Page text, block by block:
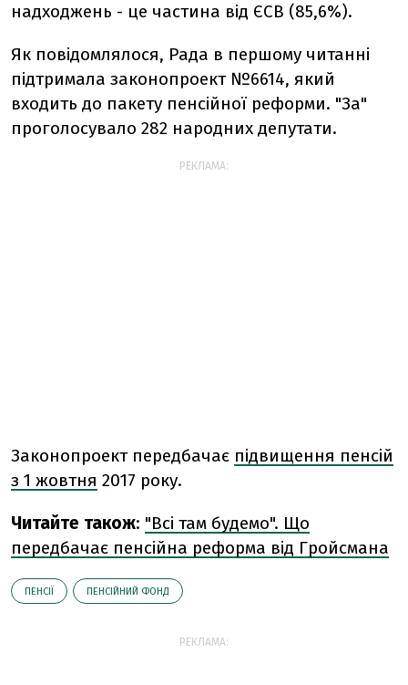
надходжень - це частина від ЄСВ (85,6%).
Як повідомлялося, Рада в першому читанні
підтримала законопроект №6614, який
входить до пакету пенсійної реформи. "За"
проголосувало 282 народних депутати.
РЕКЛАМА:
Законопроект передбачає підвищення пенсій
з 1 жовтня 2017 року.
Читайте також: "Всі там будемо". Що
передбачає пенсійна реформа від Гройсмана
ПЕНСІЇ ПЕНСІЙНИЙ ФОНД
РЕКЛАМА: